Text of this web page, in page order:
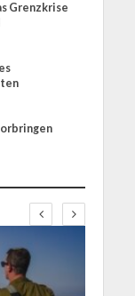
Grenzkrise